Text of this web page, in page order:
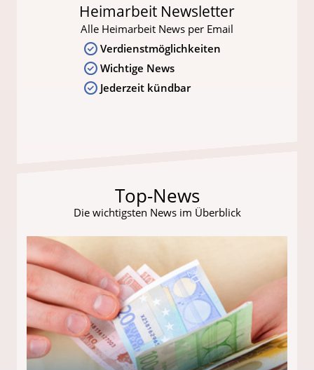
Heimarbeit Newsletter
Alle Heimarbeit News per Email
Verdienstmöglichkeiten
Wichtige News
Jederzeit kündbar
Top-News
Die wichtigsten News im Überblick